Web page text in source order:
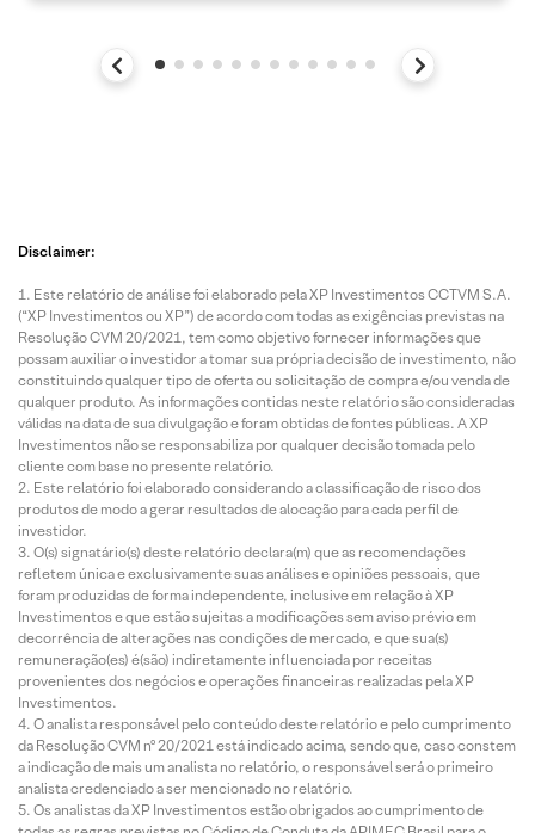
Disclaimer:
Este relatório de análise foi elaborado pela XP Investimentos CCTVM S.A.
(“XP Investimentos ou XP”) de acordo com todas as exigências previstas na
Resolução CVM 20/2021, tem como objetivo fornecer informações que
possam auxiliar o investidor a tomar sua própria decisão de investimento, não
constituindo qualquer tipo de oferta ou solicitação de compra e/ou venda de
qualquer produto. As informações contidas neste relatório são consideradas
válidas na data de sua divulgação e foram obtidas de fontes públicas. A XP
Investimentos não se responsabiliza por qualquer decisão tomada pelo
cliente com base no presente relatório.
Este relatório foi elaborado considerando a classificação de risco dos
produtos de modo a gerar resultados de alocação para cada perfil de
investidor.
O(s) signatário(s) deste relatório declara(m) que as recomendações
refletem única e exclusivamente suas análises e opiniões pessoais, que
foram produzidas de forma independente, inclusive em relação à XP
Investimentos e que estão sujeitas a modificações sem aviso prévio em
decorrência de alterações nas condições de mercado, e que sua(s)
remuneração(es) é(são) indiretamente influenciada por receitas
provenientes dos negócios e operações financeiras realizadas pela XP
Investimentos.
O analista responsável pelo conteúdo deste relatório e pelo cumprimento
da Resolução CVM nº 20/2021 está indicado acima, sendo que, caso constem
a indicação de mais um analista no relatório, o responsável será o primeiro
analista credenciado a ser mencionado no relatório.
Os analistas da XP Investimentos estão obrigados ao cumprimento de